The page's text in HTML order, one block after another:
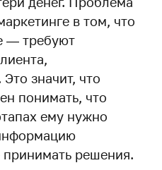
в том, что
— требуют
значит, что
понимать, что
ему нужно
принимать решения.